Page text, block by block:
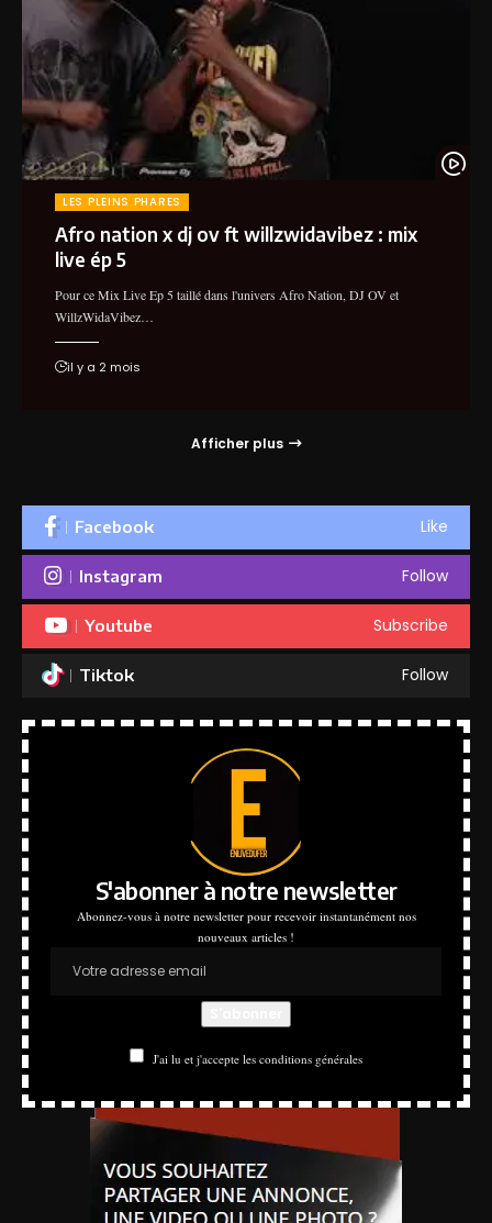
LES PLEINS PHARES
Afro nation x dj ov ft willzwidavibez : mix
live ép 5
Pour ce Mix Live Ep 5 taillé dans l'univers Afro Nation, DJ OV et
WillzWidaVibez…
il y a 2 mois
Afficher plus
Facebook Like
Instagram Follow
Youtube Subscribe
Tiktok Follow
S'abonner à notre newsletter
Abonnez-vous à notre newsletter pour recevoir instantanément nos
nouveaux articles !
J'ai lu et j'accepte les conditions générales